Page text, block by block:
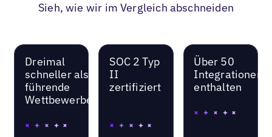
Sieh, wie wir im Vergleich abschneiden
Dreimal
schneller als
führende
Wettbewerber
SOC 2 Typ
II
zertifiziert
Über 50
Integrationen
enthalten